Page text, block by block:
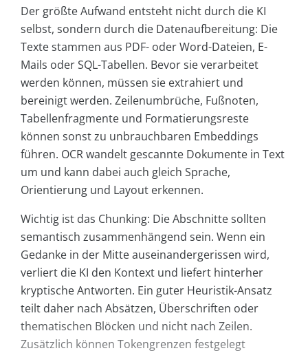
Der größte Aufwand entsteht nicht durch die KI
selbst, sondern durch die Datenaufbereitung: Die
Texte stammen aus PDF- oder Word-Dateien, E-
Mails oder SQL-Tabellen. Bevor sie verarbeitet
werden können, müssen sie extrahiert und
bereinigt werden. Zeilenumbrüche, Fußnoten,
Tabellenfragmente und Formatierungsreste
können sonst zu unbrauchbaren Embeddings
führen. OCR wandelt gescannte Dokumente in Text
um und kann dabei auch gleich Sprache,
Orientierung und Layout erkennen.
Wichtig ist das Chunking: Die Abschnitte sollten
semantisch zusammenhängend sein. Wenn ein
Gedanke in der Mitte auseinandergerissen wird,
verliert die KI den Kontext und liefert hinterher
kryptische Antworten. Ein guter Heuristik-Ansatz
teilt daher nach Absätzen, Überschriften oder
thematischen Blöcken und nicht nach Zeilen.
Zusätzlich können Tokengrenzen festgelegt